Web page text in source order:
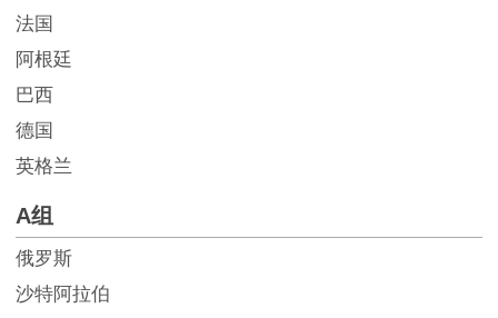
法国
阿根廷
巴西
德国
英格兰
A组
俄罗斯
沙特阿拉伯